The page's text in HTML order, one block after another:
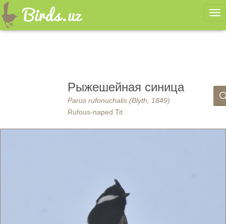
Рыжешейная синица
Parus rufonuchalis (Blyth, 1849)
Rufous-naped Tit